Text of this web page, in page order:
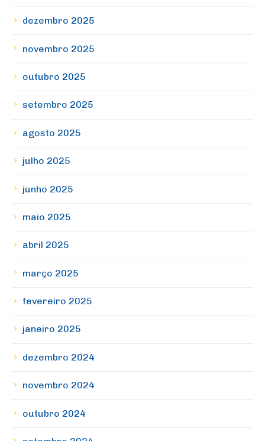
dezembro 2025
novembro 2025
outubro 2025
setembro 2025
agosto 2025
julho 2025
junho 2025
maio 2025
abril 2025
março 2025
fevereiro 2025
janeiro 2025
dezembro 2024
novembro 2024
outubro 2024